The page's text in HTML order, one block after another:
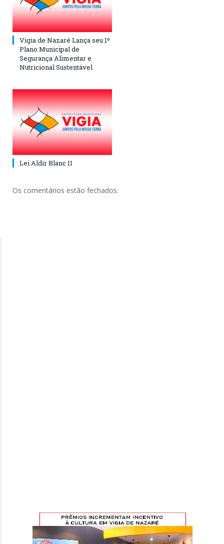
Vigia de Nazaré Lança seu 1º
Plano Municipal de
Segurança Alimentar e
Nutricional Sustentável
Lei Aldir Blanc II
Os comentários estão fechados.